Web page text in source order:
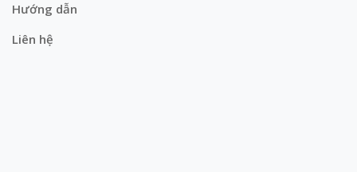
Hướng dẫn
Liên hệ